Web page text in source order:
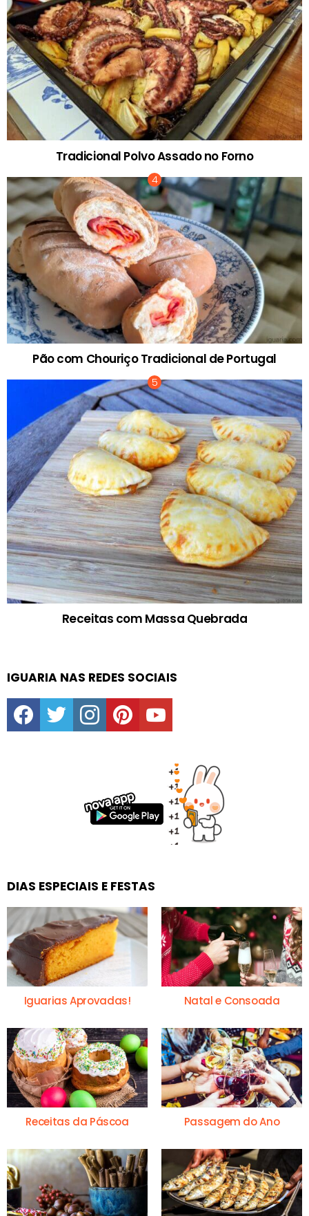
Tradicional Polvo Assado no Forno
Pão com Chouriço Tradicional de Portugal
Receitas com Massa Quebrada
IGUARIA NAS REDES SOCIAIS
facebooktwitter instagrampinterestyoutube
DIAS ESPECIAIS E FESTAS
Iguarias Aprovadas! Natal e Consoada
Receitas da Páscoa Passagem do Ano